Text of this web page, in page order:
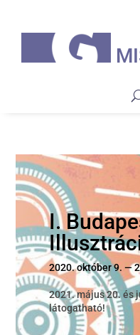
I.
2020. október 9. —
2021. május 20. és
látogatható!